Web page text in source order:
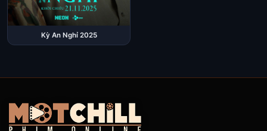
Kỳ An Nghỉ 2025